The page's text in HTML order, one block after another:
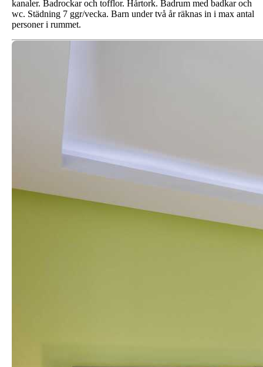
kanaler. Badrockar och tofflor. Hårtork. Badrum med badkar och
wc. Städning 7 ggr/vecka. Barn under två år räknas in i max antal
personer i rummet.